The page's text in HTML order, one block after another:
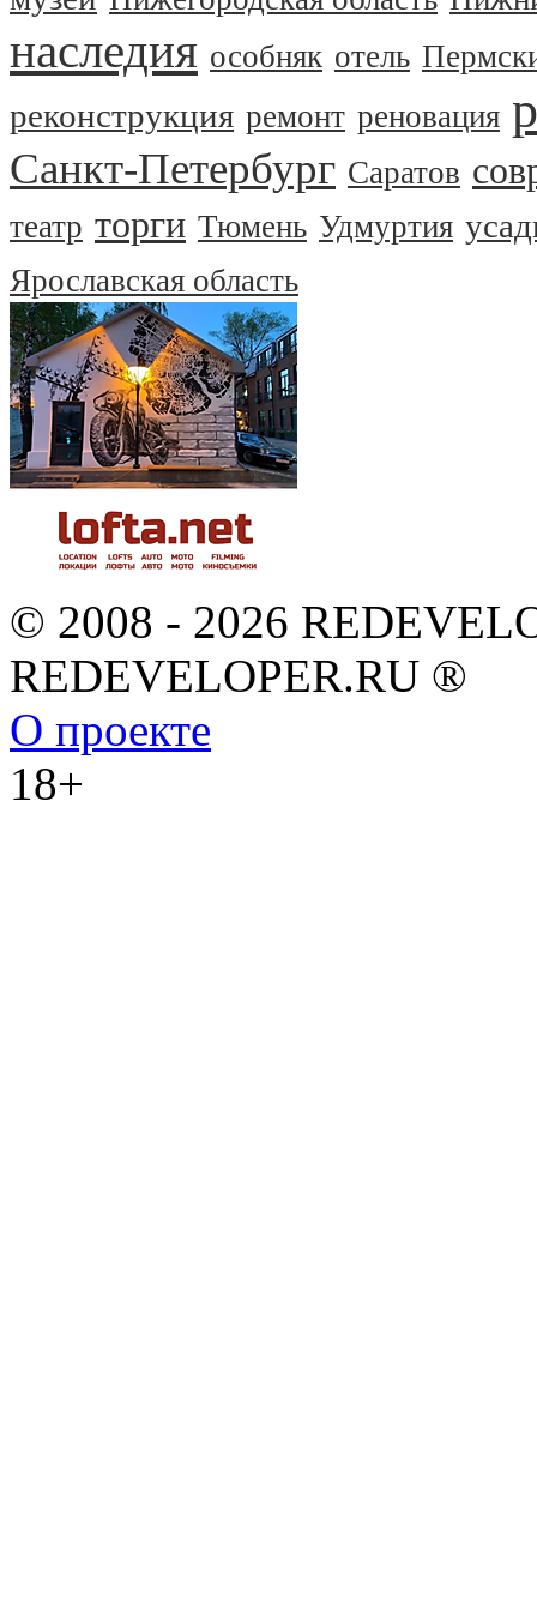
наследия особняк отель
реконструкция ремонт реновация
Санкт-Петербург Саратов
театр торги Тюмень Удмуртия
Ярославская область
© 2008 - 2026
REDEVELOPER.RU ®
О проекте
18+